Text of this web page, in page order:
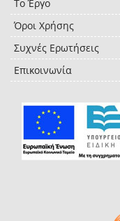
Το Έργο
Όροι Χρήσης
Συχνές Ερωτήσεις
Επικοινωνία